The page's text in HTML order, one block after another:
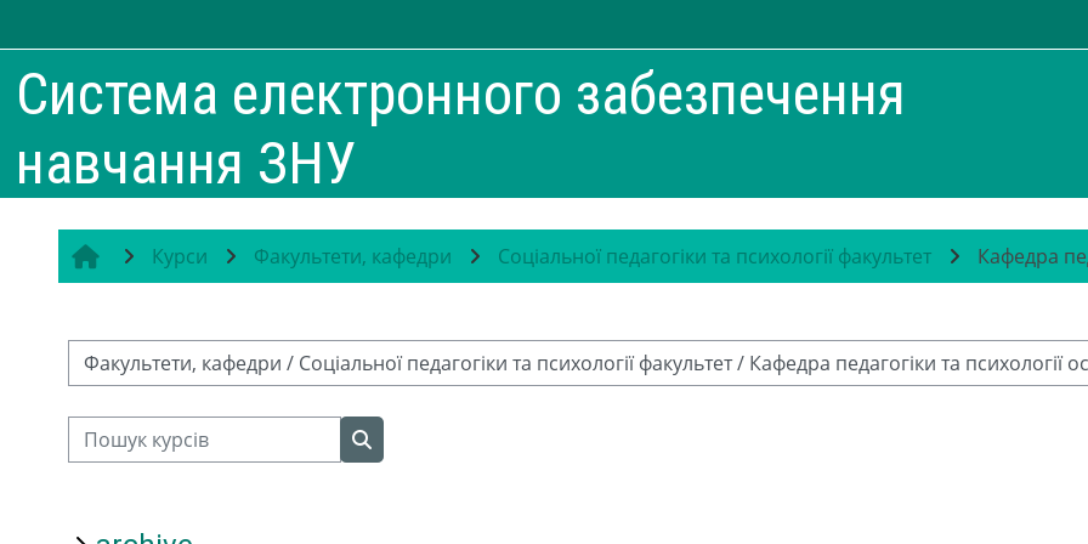
Система електронного забезпечення
навчання ЗНУ
Курси Факультети, кафедри Соціальної педагогіки та психології факультет Кафедра
Категорії курсів
Пошук курсів
Пошук курсів